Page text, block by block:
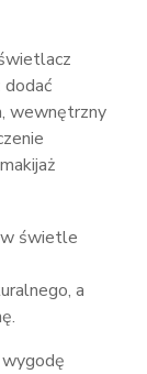
dodać
wewnętrzny
świetle
a